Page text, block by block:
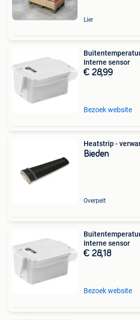
Lier
Interne sensor
€ 28,99
Bezoek website
Heatstrip -
Bieden
Overpelt
Interne sensor
€ 28,18
Bezoek website